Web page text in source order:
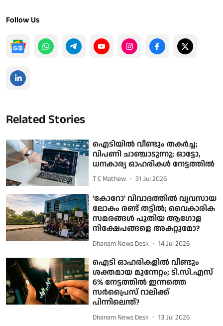
Follow Us
Related Stories
ഐടിയിൽ വീണ്ടും തകർച്ച;
വിപണി ചാഞ്ചാടുന്നു; ഓട്ടോ,
ധനകാര്യ ഓഹരികള്‍ നേട്ടത്തില്‍
T C Mathew 31 Jul 2026
'കോറോ' വിവാദത്തില്‍ വ്യവസായ
ലോകം രണ്ട് തട്ടില്‍; വൈകാരിക
സമരങ്ങള്‍ പുതിയ ആഗോള
നിക്ഷേപങ്ങളെ അകറ്റുമോ?
Dhanam News Desk 14 Jul 2026
ഐടി ഓഹരികളിൽ വീണ്ടും
ശക്തമായ മുന്നേറ്റം; ടി.സി.എസ്
6% നേട്ടത്തിൽ ഇന്നത്തെ
സർപ്രൈസ് റാലിക്ക്
പിന്നിലെന്ത്?
Dhanam News Desk 13 Jul 2026